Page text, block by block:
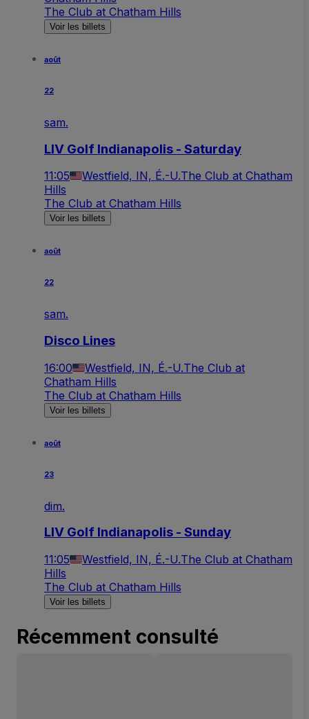
The Club at Chatham Hills
Voir les billets
août
22
sam.
LIV Golf Indianapolis - Saturday
11:05 Westfield, IN, É.-U.The Club at Chatham
Hills
The Club at Chatham Hills
Voir les billets
août
22
sam.
Disco Lines
16:00 Westfield, IN, É.-U.The Club at
Chatham Hills
The Club at Chatham Hills
Voir les billets
août
23
dim.
LIV Golf Indianapolis - Sunday
11:05 Westfield, IN, É.-U.The Club at Chatham
Hills
The Club at Chatham Hills
Voir les billets
Récemment consulté